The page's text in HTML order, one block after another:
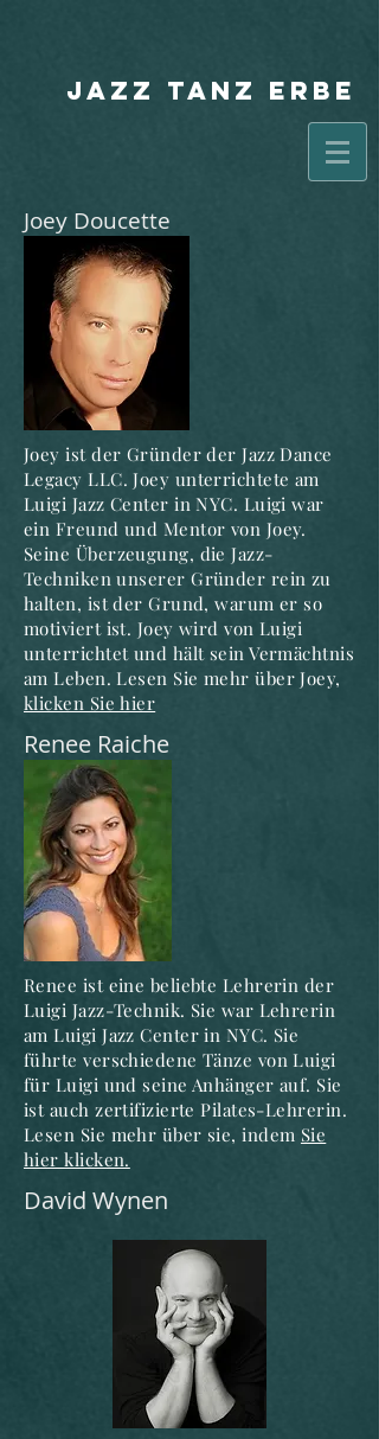
JAZZ TANZ ERBE
Joey Doucette
Joey ist der Gründer der Jazz Dance
Legacy LLC. Joey unterrichtete am
Luigi Jazz Center in NYC. Luigi war
ein Freund und Mentor von Joey.
Seine Überzeugung, die Jazz-
Techniken unserer Gründer rein zu
halten, ist der Grund, warum er so
motiviert ist. Joey wird von Luigi
unterrichtet und hält sein Vermächtnis
am Leben. Lesen Sie mehr über Joey,
klicken Sie hier
Renee Raiche
Renee ist eine beliebte Lehrerin der
Luigi Jazz-Technik. Sie war Lehrerin
am Luigi Jazz Center in NYC. Sie
führte verschiedene Tänze von Luigi
für Luigi und seine Anhänger auf. Sie
ist auch zertifizierte Pilates-Lehrerin.
Lesen Sie mehr über sie, indem Sie
hier klicken.
David Wynen